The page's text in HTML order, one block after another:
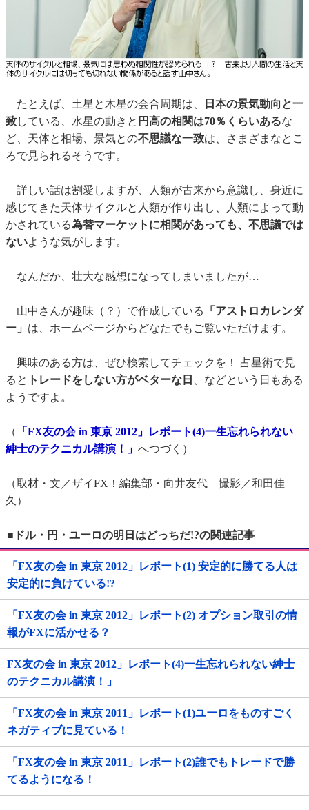
たとえば、土星と木星の会合周期は、
日本の景気動向と一
致している、水星の動きと 円高の相関は70％くらいあるな
ど、天体と相場、景気との不思議な一致は、さまざまなとこ
ろで見られるそうです。
詳しい話は割愛しますが、人類が古来から意識し、身近に
感じてきた天体サイクルと人類が作り出し、人類によって動
かされている為替マーケットに相関があっても、不思議では
ないような気がします。
なんだか、壮大な感想になってしまいましたが…
山中さんが趣味（？）で作成している
「アストロカレンダ
ー」 は、ホームページからどなたでもご覧いただけます。
興味のある方は、ぜひ検索してチェックを！ 占星術で見
ると トレードをしない方がベターな日
、などという日もある
ようですよ。
（
「FX友の会 in 東京 2012」レポート(4)一生忘れられない
紳士のテクニカル講演！」 へつづく）
（取材・文／ザイFX！編集部・向井友代 撮影／和田佳
久）
■ドル・円・ユーロの明日はどっちだ!?の関連記事
「FX友の会 in 東京 2012」レポート(1) 安定的に勝てる人は
安定的に負けている!?
「FX友の会 in 東京 2012」レポート(2) オプション取引の情
報がFXに活かせる？
FX友の会 in 東京 2012」レポート(4)一生忘れられない紳士
のテクニカル講演！」
「FX友の会 in 東京 2011」レポート(1)ユーロをものすごく
ネガティブに見ている！
「FX友の会 in 東京 2011」レポート(2)誰でもトレードで勝
てるようになる！